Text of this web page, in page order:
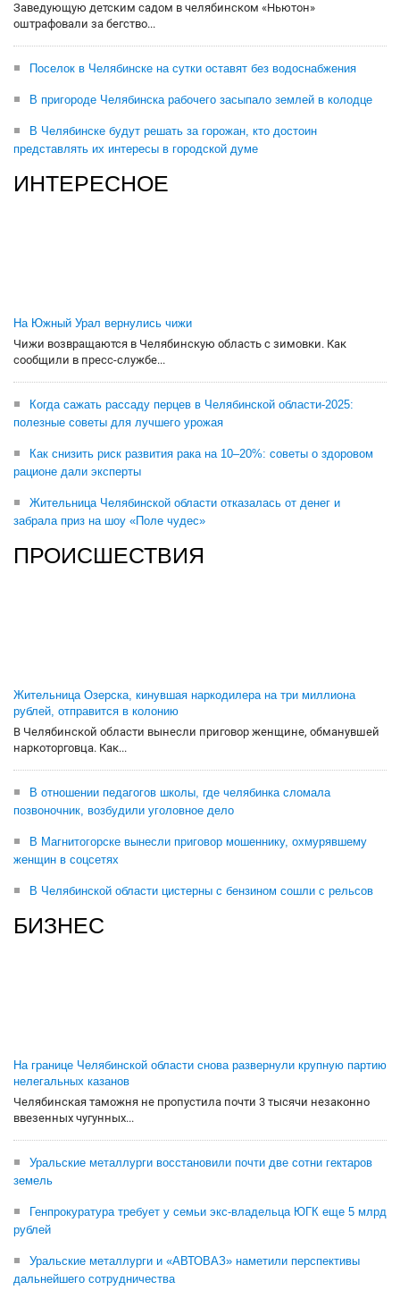
Заведующую детским садом в челябинском «Ньютон»
оштрафовали за бегство...
Поселок в Челябинске на сутки оставят без водоснабжения
В пригороде Челябинска рабочего засыпало землей в колодце
В Челябинске будут решать за горожан, кто достоин
представлять их интересы в городской думе
ИНТЕРЕСНОЕ
На Южный Урал вернулись чижи
Чижи возвращаются в Челябинскую область с зимовки. Как
сообщили в пресс-службе...
Когда сажать рассаду перцев в Челябинской области-2025:
полезные советы для лучшего урожая
Как снизить риск развития рака на 10–20%: советы о здоровом
рационе дали эксперты
Жительница Челябинской области отказалась от денег и
забрала приз на шоу «Поле чудес»
ПРОИСШЕСТВИЯ
Жительница Озерска, кинувшая наркодилера на три миллиона
рублей, отправится в колонию
В Челябинской области вынесли приговор женщине, обманувшей
наркоторговца. Как...
В отношении педагогов школы, где челябинка сломала
позвоночник, возбудили уголовное дело
В Магнитогорске вынесли приговор мошеннику, охмурявшему
женщин в соцсетях
В Челябинской области цистерны с бензином сошли с рельсов
БИЗНЕС
На границе Челябинской области снова развернули крупную партию
нелегальных казанов
Челябинская таможня не пропустила почти 3 тысячи незаконно
ввезенных чугунных...
Уральские металлурги восстановили почти две сотни гектаров
земель
Генпрокуратура требует у семьи экс-владельца ЮГК еще 5 млрд
рублей
Уральские металлурги и «АВТОВАЗ» наметили перспективы
дальнейшего сотрудничества